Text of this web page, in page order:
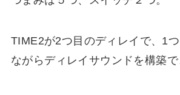
TIME2が2つ目のディレイで、1
ながらディレイサウンドを構築で